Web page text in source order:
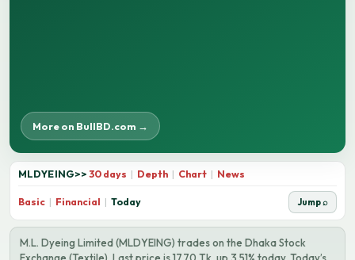
More on BullBD.com →
MLDYEING>> 30 days | Depth | Chart | News
Basic | Financial | Today Jump ⌕
M.L. Dyeing Limited (MLDYEING) trades on the Dhaka Stock